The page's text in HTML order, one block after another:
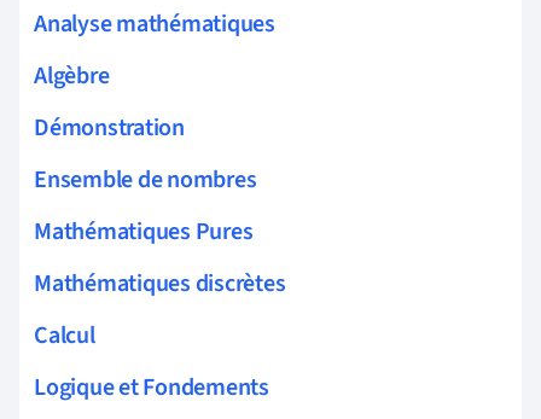
Analyse mathématiques
Algèbre
Démonstration
Ensemble de nombres
Mathématiques Pures
Mathématiques discrètes
Calcul
Logique et Fondements